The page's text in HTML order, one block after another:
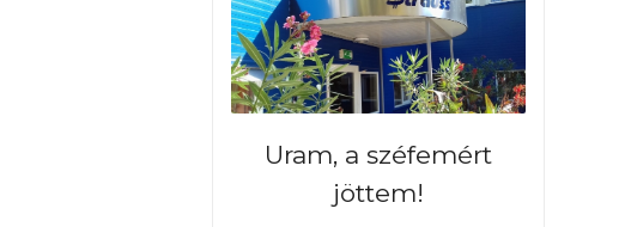
Uram, a széfemért
jöttem!